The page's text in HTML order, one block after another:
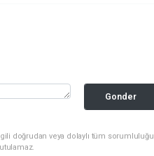
Gonder
doğrudan veya dolaylı tüm sorumluluğu